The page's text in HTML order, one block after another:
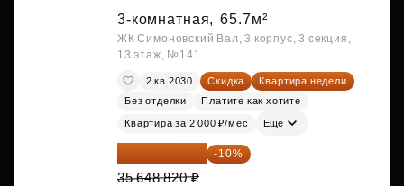
3-комнатная, 65.7м²
ЖК Симоновский Вал, 3 корпус, 3 секция,
13 этаж, №141
2 кв 2030 Скидка
Квартира недели
Без отделки
Платите как хотите
Квартира за 2 000 ₽/мес Ещё
32 083 938 ₽ -10%
35 648 820 ₽